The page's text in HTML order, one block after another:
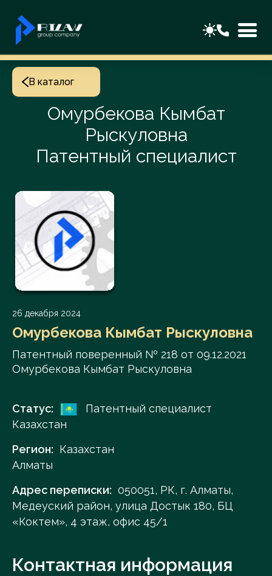
В каталог
Омурбекова Кымбат
Рыскуловна
Патентный специалист
26 декабря 2024
Омурбекова Кымбат Рыскуловна
Патентный поверенный № 218 от 09.12.2021
Омурбекова Кымбат Рыскуловна
Статус:
Патентный специалист
Казахстан
Регион: Казахстан
Алматы
Адрес переписки: 050051, РК, г. Алматы,
Медеуский район, улица Достык 180, БЦ
«Коктем», 4 этаж, офис 45/1
Контактная информация